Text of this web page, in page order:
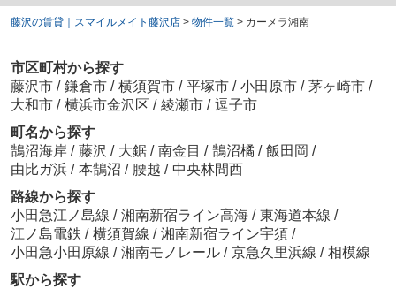
藤沢の賃貸｜スマイルメイト藤沢店 > 物件一覧 > カーメラ湘南
市区町村から探す
藤沢市 / 鎌倉市 / 横須賀市 / 平塚市 / 小田原市 / 茅ヶ崎市 /
大和市 / 横浜市金沢区 / 綾瀬市 / 逗子市
町名から探す
鵠沼海岸 / 藤沢 / 大鋸 / 南金目 / 鵠沼橘 / 飯田岡 /
由比ガ浜 / 本鵠沼 / 腰越 / 中央林間西
路線から探す
小田急江ノ島線 / 湘南新宿ライン高海 / 東海道本線 /
江ノ島電鉄 / 横須賀線 / 湘南新宿ライン宇須 /
小田急小田原線 / 湘南モノレール / 京急久里浜線 / 相模線
駅から探す